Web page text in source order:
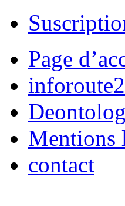
Page
Mentions
contact